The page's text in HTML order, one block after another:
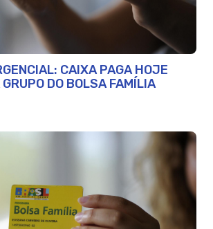
CAIXA PAGA HOJE
DO BOLSA FAMÍLIA